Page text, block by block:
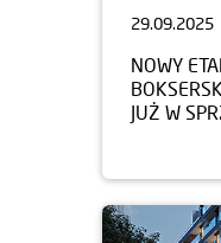
29.09.2025
NOWY
JUŻ W